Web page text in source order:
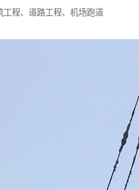
程、道路工程、机场跑道